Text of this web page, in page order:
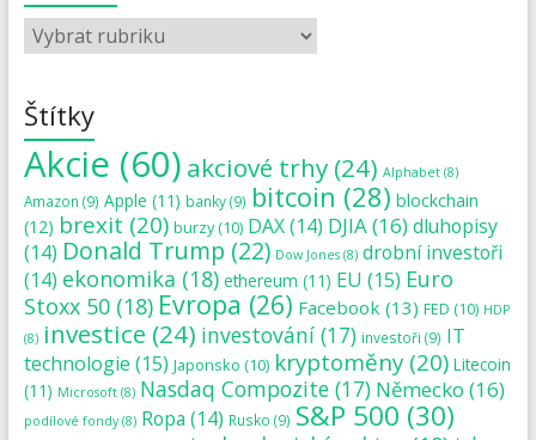
Štítky
Akcie (60) akciové trhy(24) Alphabet(8)
Amazon (9) Apple (11) banky(9) bitcoin (28) blockchain
(12) brexit (20) burzy(10) DAX(14) DJIA(16)dluhopisy
(14) Donald Trump (22) Dow Jones(8) drobní investoři
(14) ekonomika (18) ethereum (11) EU (15) Euro
Stoxx 50(18) Evropa (26) Facebook (13) FED (10) HDP
(8) investice (24) investování(17) investoři (9) IT
technologie (15) Japonsko (10) kryptoměny(20) Litecoin
(11) Microsoft(8) Nasdaq Compozite(17) Německo (16)
podílové fondy(8) Ropa (14) Rusko (9) S&P 500 (30)